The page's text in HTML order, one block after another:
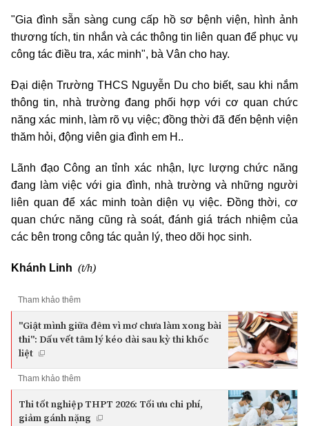
"Gia đình sẵn sàng cung cấp hồ sơ bệnh viện, hình ảnh
thương tích, tin nhắn và các thông tin liên quan để phục vụ
công tác điều tra, xác minh", bà Vân cho hay.
Đại diện Trường THCS Nguyễn Du cho biết, sau khi nắm
thông tin, nhà trường đang phối hợp với cơ quan chức
năng xác minh, làm rõ vụ việc; đồng thời đã đến bệnh viện
thăm hỏi, động viên gia đình em H..
Lãnh đạo Công an tỉnh xác nhận, lực lượng chức năng
đang làm việc với gia đình, nhà trường và những người
liên quan để xác minh toàn diện vụ việc. Đồng thời, cơ
quan chức năng cũng rà soát, đánh giá trách nhiệm của
các bên trong công tác quản lý, theo dõi học sinh.
Khánh Linh (t/h)
Tham khảo thêm
"Giật mình giữa đêm vì mơ chưa làm xong bài
thi": Dấu vết tâm lý kéo dài sau kỳ thi khốc
liệt
Tham khảo thêm
Thi tốt nghiệp THPT 2026: Tối ưu chi phí,
giảm gánh nặng